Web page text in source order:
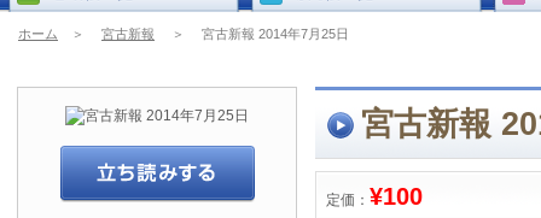
ホーム ＞ 宮古新報 ＞ 宮古新報 2014年7月25日
宮古新報
定価： ¥100